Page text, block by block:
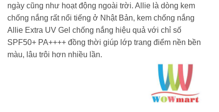
ngày cũng như hoạt động ngoài trời. Allie là dòng kem
chống nắng rất nổi tiếng ở Nhật Bản, kem chống nắng
Allie Extra UV Gel chống nắng hiệu quả với chỉ số
SPF50+ PA++++ đồng thời giúp lớp trang điểm nền bền
màu, lâu trôi hơn nhiều lần.